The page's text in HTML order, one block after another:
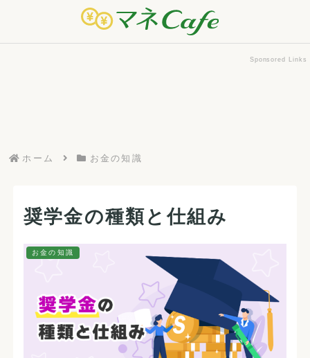
Sponsored Links
ホーム お金の知識
奨学金の種類と仕組み
お金の知識